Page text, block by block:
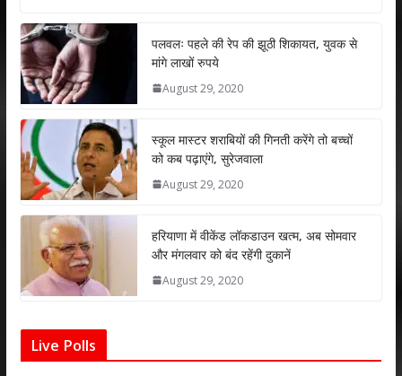
at
s
A
p
p
e
b
o
k
er e
dI
n
l e
पलवलः पहले की रेप की झूठी शिकायत, युवक से
मांगे लाखों रुपये
August 29, 2020
स्कूल मास्टर शराबियों की गिनती करेंगे तो बच्चों
को कब पढ़ाएंगे, सुरेजवाला
August 29, 2020
हरियाणा में वीकेंड लॉकडाउन खत्म, अब सोमवार
और मंगलवार को बंद रहेंगी दुकानें
August 29, 2020
Live Polls